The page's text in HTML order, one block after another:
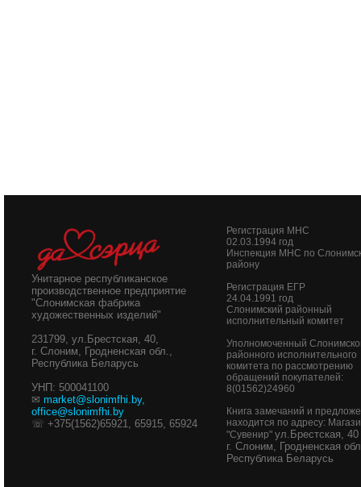
Унитарное республиканское
производственное предприятие
"Слонимская фабрика
художественных изделий"
231799, ул.Брестская, 40,
г. Слоним, Гродненская обл.,
Республика Беларусь
УНП: 500041100
✉ market@slonimfhi.by,
office@slonimfhi.by
☏ +375(1562)65921, 65915, 65924
Регистрация МНС
02.03.1994 год
Инспекция МНС по
району
Регистрация ЕГР
24.04.1991 год
Слонимский районный
исполнительный комитет
Уполномоченный
районного исполнительного
комитета по рассмотрению
обращений покупателей:
8(01562)24960
Книга замечаний и
находится по адресу:
"Сувенир"ул.Брестская, 40
г. Слоним, Гродненская
Республика Беларусь